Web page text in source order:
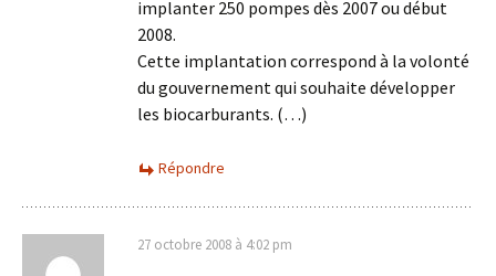
implanter 250 pompes dès 2007 ou début
2008.
Cette implantation correspond à la volonté
du gouvernement qui souhaite développer
les biocarburants. (…)
Répondre
27 octobre 2008 à 4:02 pm